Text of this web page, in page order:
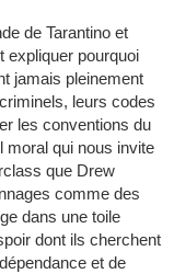
de Tarantino et
expliquer pourquoi
jamais pleinement
leurs codes
les conventions du
moral qui nous invite
que Drew
comme des
dans une toile
dont ils cherchent
et de